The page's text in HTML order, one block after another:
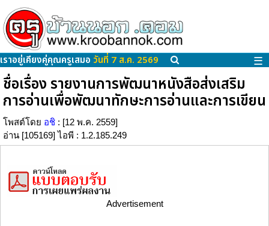
เราอยู่เคียงคู่คุณครูเสมอ วันที่ 7 ส.ค. 2569 ☰
ชื่อเรื่อง รายงานการพัฒนาหนังสือส่งเสริม
การอ่านเพื่อพัฒนาทักษะการอ่านและการเขียน
โพสต์โดย อชิ : [12 พ.ค. 2559]
อ่าน [105169] ไอพี : 1.2.185.249
Advertisement